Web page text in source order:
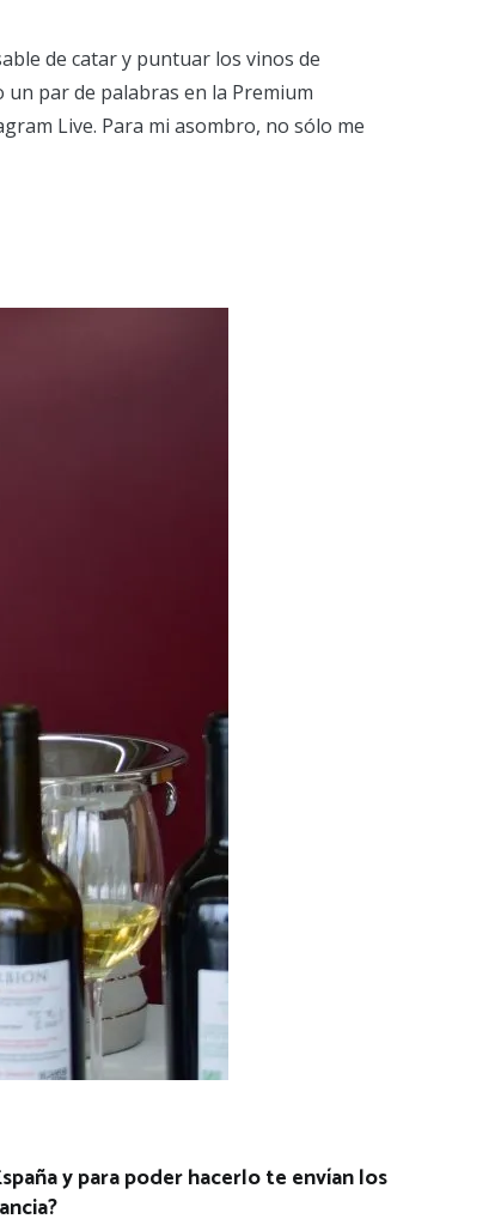
de catar y puntuar los vinos de
par de palabras en la Premium
Live. Para mi asombro, no sólo me
y para poder hacerlo te envían los